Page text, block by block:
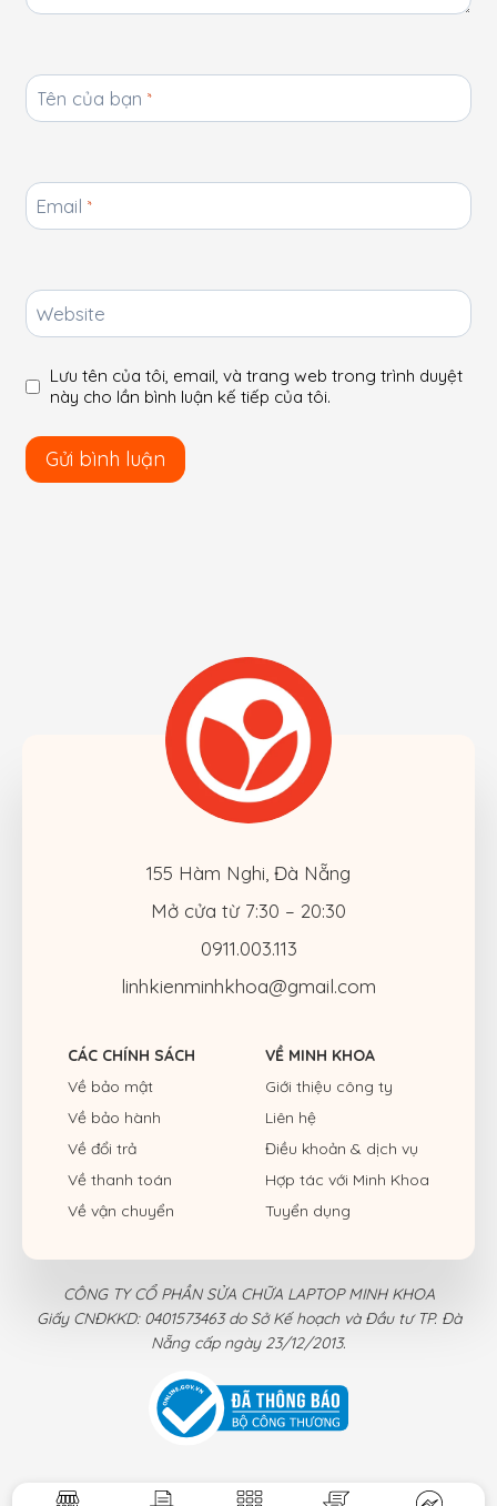
Tên của bạn *
Email *
Website
Lưu tên của tôi, email, và trang web trong trình duyệt
này cho lần bình luận kế tiếp của tôi.
CÁC CHÍNH SÁCH
Về bảo mật
Về bảo hành
Về đổi trả
Về thanh toán
Về vận chuyển
155 Hàm Nghi, Đà Nẵng
Mở cửa từ 7:30 – 20:30
0911.003.113
linhkienminhkhoa@gmail.com
VỀ MINH KHOA
Giới thiệu công ty
Liên hệ
Điều khoản & dịch vụ
Hợp tác với Minh Khoa
Tuyển dụng
CÔNG TY CỔ PHẦN SỬA CHỮA LAPTOP MINH KHOA
Giấy CNĐKKD: 0401573463 do Sở Kế hoạch và Đầu tư TP. Đà
Nẵng cấp ngày 23/12/2013.